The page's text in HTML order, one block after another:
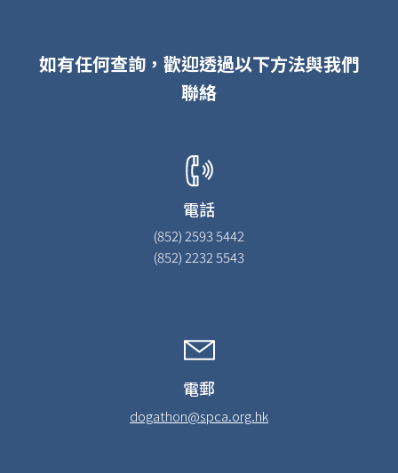
如有任何查詢，歡迎透過以下方法與我們
聯絡
電話
(852) 2593 5442
(852) 2232 5543
電郵
dogathon@spca.org.hk